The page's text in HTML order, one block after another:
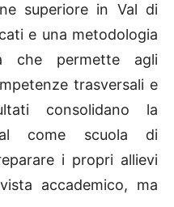
superiore in Val di
e una metodologia
che permette agli
trasversali e
consolidano la
come scuola di
i propri allievi
accademico, ma